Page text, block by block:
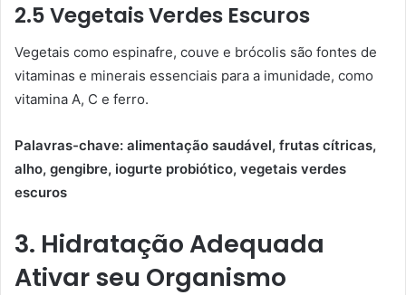
2.5 Vegetais Verdes Escuros
Vegetais como espinafre, couve e brócolis são fontes de
vitaminas e minerais essenciais para a imunidade, como
vitamina A, C e ferro.
Palavras-chave: alimentação saudável, frutas cítricas,
alho, gengibre, iogurte probiótico, vegetais verdes
escuros
3. Hidratação Adequada
Ativar seu Organismo